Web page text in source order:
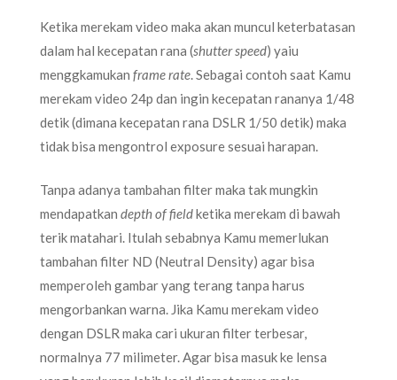
Ketika merekam video maka akan muncul keterbatasan
dalam hal kecepatan rana (shutter speed) yaiu
menggkamukan frame rate . Sebagai contoh saat Kamu
merekam video 24p dan ingin kecepatan rananya 1/48
detik (dimana kecepatan rana DSLR 1/50 detik) maka
tidak bisa mengontrol exposure sesuai harapan.
Tanpa adanya tambahan filter maka tak mungkin
mendapatkan depth of fieldketika merekam di bawah
terik matahari. Itulah sebabnya Kamu memerlukan
tambahan filter ND (Neutral Density) agar bisa
memperoleh gambar yang terang tanpa harus
mengorbankan warna. Jika Kamu merekam video
dengan DSLR maka cari ukuran filter terbesar,
normalnya 77 milimeter. Agar bisa masuk ke lensa